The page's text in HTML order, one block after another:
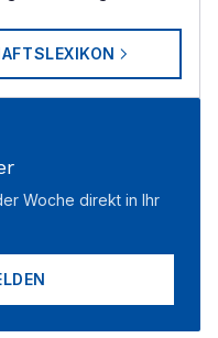
Woche direkt in Ihr